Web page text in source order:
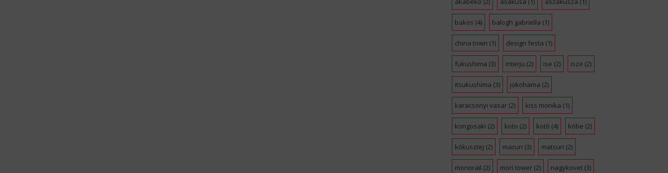
bakos (4) balogh gabriella (1)
china town (1) design festa (1)
fukushima (3) interju (2) ise (2) isze (2)
itsukushima (3) jokohama (2)
karacsonyi vasar(2) kiss monika (1)
kongosaki (2) koto (2) kotó (4) kóbe (2)
kókusztej (2) macuri (3) matsuri (2)
monorail (2) mori tower(2) nagykovet(3)